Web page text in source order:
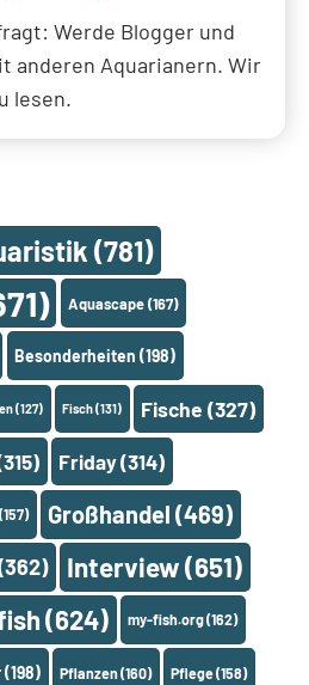
Werde Blogger und
anderen Aquarianern. Wir
lesen.
(781)
Aquascape(167)
Besonderheiten (198)
(127) Fisch(131) Fische (327)
Friday(314)
(157) Großhandel (469)
Interview(651)
(624) my-fish.org(162)
(198) Pflanzen(160) Pflege(158)